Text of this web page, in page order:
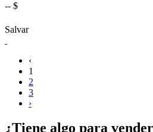
-- $
Salvar
‹
1
2
3
›
¿Tiene algo para